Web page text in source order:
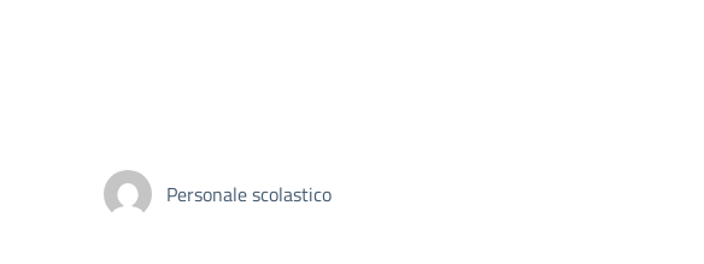
Personale scolastico